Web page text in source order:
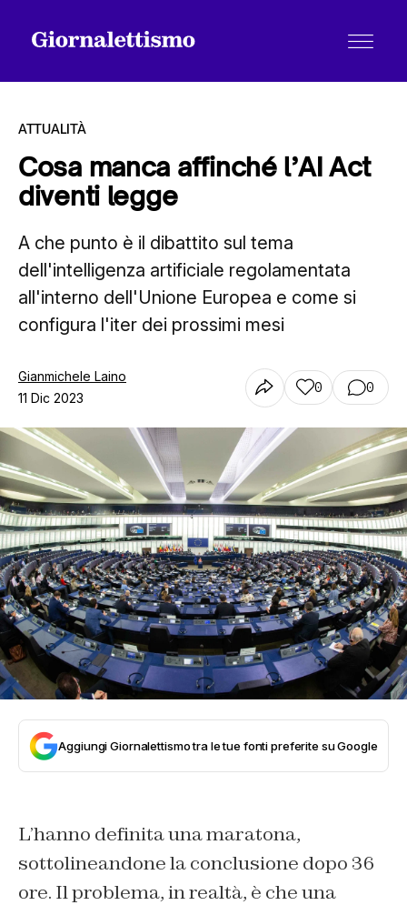
Tutti gli articoli
Chi siamo
ATTUALITÀ
Cosa manca affinché l’AI Act
diventi legge
A che punto è il dibattito sul tema
dell'intelligenza artificiale regolamentata
all'interno dell'Unione Europea e come si
configura l'iter dei prossimi mesi
Gianmichele Laino
11 Dic 2023
0 0
Aggiungi Giornalettismo tra le tue fonti preferite su Google
L’hanno definita una maratona,
sottolineandone la conclusione dopo 36
ore. Il problema, in realtà, è che una